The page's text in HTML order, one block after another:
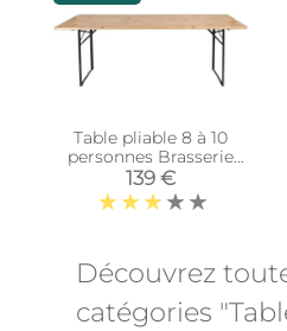
Table pliable 8 à 10
personnes Brasserie
(Unitaire)
139 €
Découvrez
catégories